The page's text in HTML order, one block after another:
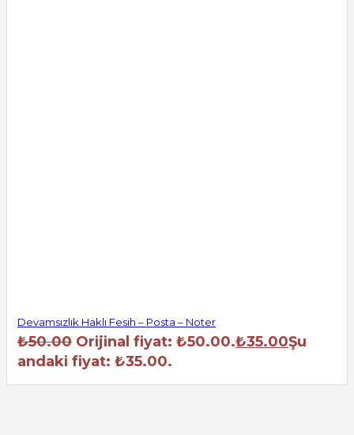
Devamsızlık Haklı Fesih – Posta – Noter
₺50.00 Orijinal fiyat: ₺50.00.₺35.00Şu
andaki fiyat: ₺35.00.